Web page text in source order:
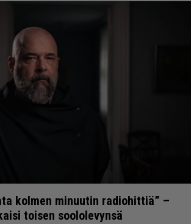
kolmen minuutin radiohittiä” –
toisen soololevynsä